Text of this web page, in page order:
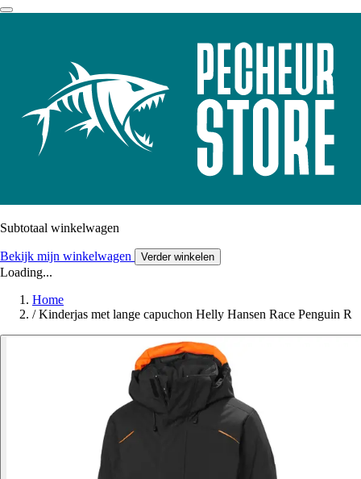
Subtotaal winkelwagen
Bekijk mijn winkelwagen Verder winkelen
Loading...
Home
/ Kinderjas met lange capuchon Helly Hansen Race Penguin R